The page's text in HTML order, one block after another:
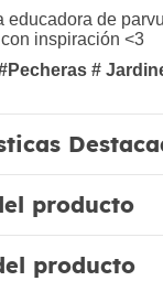
educadora de
inspiración <3
#
producto
producto